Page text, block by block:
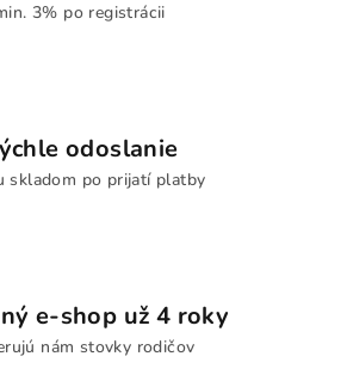
3% po registrácii
odoslanie
skladom po prijatí platby
e-shop už 4 roky
nám stovky rodičov